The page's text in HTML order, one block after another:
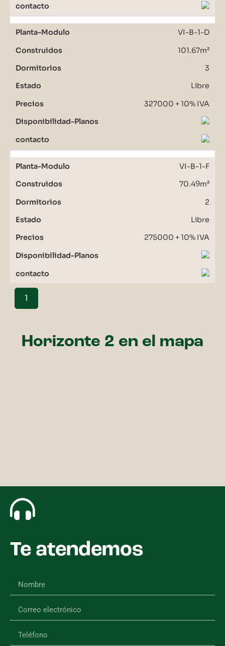
VI-B-1-D
101.67m²
3
Libre
327000 + 10% IVA
VI-B-1-F
70.49m²
2
Libre
275000 + 10% IVA
1
Horizonte 2 en el mapa
Te atendemos